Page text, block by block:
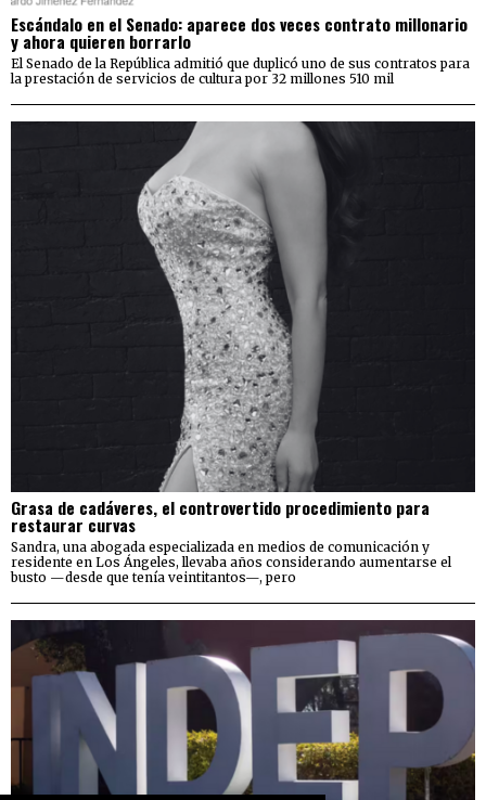
Escándalo en el Senado: aparece dos veces contrato millonario
y ahora quieren borrarlo
El Senado de la República admitió que duplicó uno de sus contratos para
la prestación de servicios de cultura por 32 millones 510 mil
Grasa de cadáveres, el controvertido procedimiento para
restaurar curvas
Sandra, una abogada especializada en medios de comunicación y
residente en Los Ángeles, llevaba años considerando aumentarse el
busto —desde que tenía veintitantos—, pero